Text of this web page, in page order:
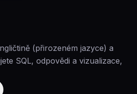
(přirozeném jazyce) a
SQL, odpovědi a vizualizace,